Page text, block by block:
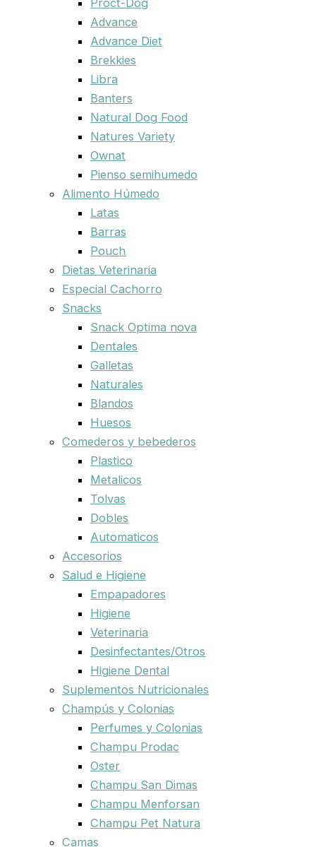
Advance
Advance Diet
Brekkies
Libra
Banters
Natural Dog Food
Natures Variety
Ownat
Pienso semihumedo
Alimento Húmedo
Latas
Barras
Pouch
Dietas Veterinaria
Especial Cachorro
Snacks
Snack Optima nova
Dentales
Galletas
Naturales
Blandos
Huesos
Comederos y bebederos
Plastico
Metalicos
Tolvas
Dobles
Automaticos
Accesorios
Salud e Higiene
Empapadores
Higiene
Veterinaria
Desinfectantes/Otros
Higiene Dental
Suplementos Nutricionales
Champús y Colonias
Perfumes y Colonias
Champu Prodac
Oster
Champu San Dimas
Champu Menforsan
Champu Pet Natura
Camas